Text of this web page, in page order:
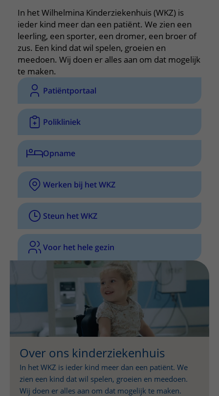
Centra
Zorgverleners
Onze poliklinieken
Onze verpleegafdelingen
Onze faciliteiten
Ondersteuning en begeleiding
Samen met kinderen en ouders
Ervaringen van patiënten
Regels en rechten
Zorgkosten
Betere zorg door onderzoek
De organisatie
Werken in het WKZ
Onze Foundation
Parkeren
Virtuele plattegrond
Research
Werken bij het WKZ
Steun het WKZ
In het Wilhelmina Kinderziekenhuis (WKZ) is
ieder kind meer dan een patiënt. We zien een
leerling, een sporter, een dromer, een broer of
zus. Een kind dat wil spelen, groeien en
meedoen. Wij doen er alles aan om dat mogelijk
te maken.
Patiëntportaal
Polikliniek
Opname
Werken bij het WKZ
Steun het WKZ
Voor het hele gezin
Over ons kinderziekenhuis
In het WKZ is ieder kind meer dan een patiënt. We
zien een kind dat wil spelen, groeien en meedoen.
Wij doen er alles aan om dat mogelijk te maken.